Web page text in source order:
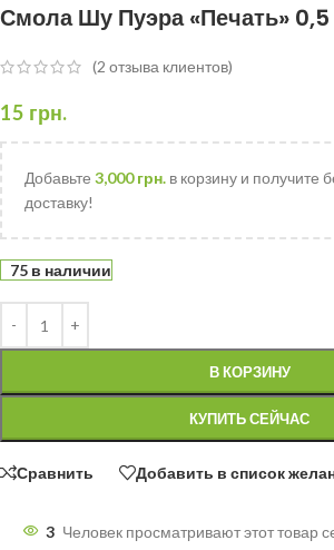
Смола Шу Пуэра «Печать»
(2 отзыва клиентов)
15 грн.
Добавьте 3,000грн. в корзину и получите
доставку!
75 в наличии
В КОРЗИНУ
КУПИТЬ СЕЙЧАС
Сравнить Добавить в список
3 Человек просматривают этот товар